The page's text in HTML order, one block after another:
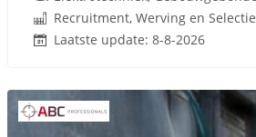
Recruitment, Werving en Selectie
Laatste update: 8-8-2026